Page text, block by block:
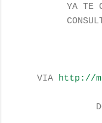
YA TE
VIA http://